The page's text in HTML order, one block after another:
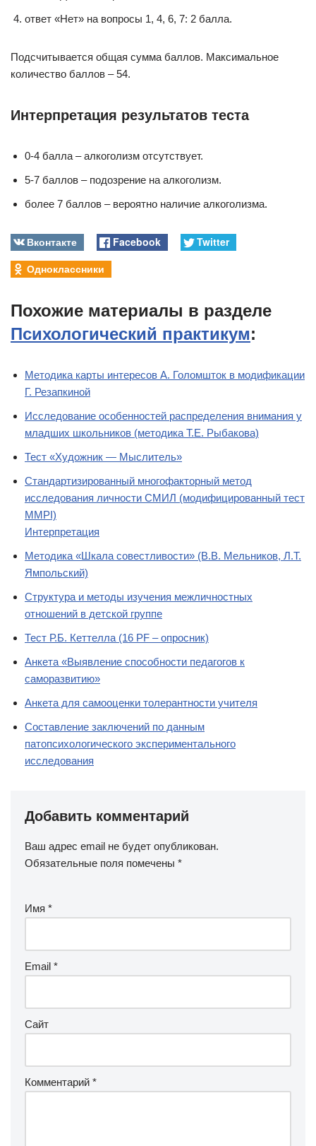
ответ «Нет» на вопросы 1, 4, 6, 7: 2 балла.
Подсчитывается общая сумма баллов. Максимальное
количество баллов – 54.
Интерпретация результатов теста
0-4 балла – алкоголизм отсутствует.
5-7 баллов – подозрение на алкоголизм.
более 7 баллов – вероятно наличие алкоголизма.
Вконтакте Facebook
Twitter
Одноклассники
Похожие материалы в разделе
Психологический практикум:
Методика карты интересов А. Голомшток в модификации
Г. Резапкиной
Исследование особенностей распределения внимания у
младших школьников (методика Т.Е. Рыбакова)
Тест «Художник — Мыслитель»
Стандартизированный многофакторный метод
исследования личности СМИЛ (модифицированный тест
MMPI)
Интерпретация
Методика «Шкала совестливости» (В.В. Мельников, Л.Т.
Ямпольский)
Структура и методы изучения межличностных
отношений в детской группе
Тест Р.Б. Кеттелла (16 PF – опросник)
Анкета «Выявление способности педагогов к
саморазвитию»
Анкета для самооценки толерантности учителя
Составление заключений по данным
патопсихологического экспериментального
исследования
Добавить комментарий
Ваш адрес email не будет опубликован.
Обязательные поля помечены *
Имя *
Email *
Сайт
Комментарий *